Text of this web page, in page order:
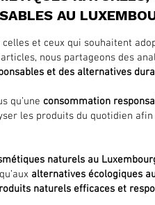
AU
et ceux qui souhaitent
nous partageons des
et des alternatives
qu’une consommation
les produits du quotidien
naturels au
alternatives écologiques
naturels efficaces et